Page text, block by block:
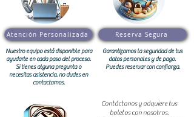
Atención Personalizada
Nuestro equipo está disponible para
ayudarte en cada paso del proceso.
Si tienes alguna pregunta o
necesitas asistencia, no dudes en
contactarnos.
Reserva Segura
Garantizamos la seguridad de tus
datos personales y de pago.
Puedes reservar con confianza.
Contáctanos y adquiere tus
boletos con nosotros.